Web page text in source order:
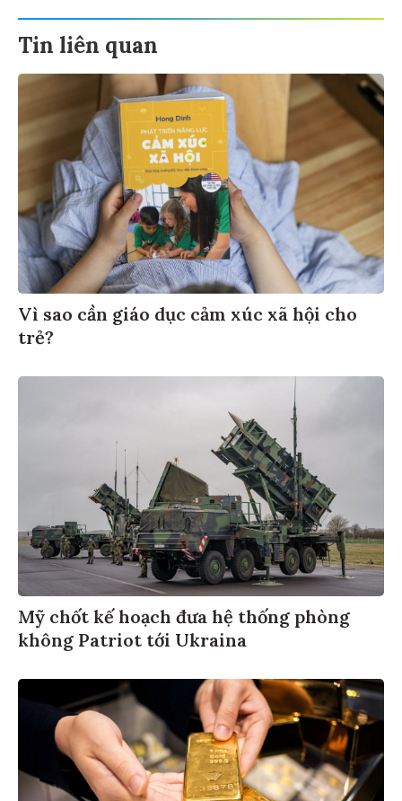
Tin liên quan
Vì sao cần giáo dục cảm xúc xã hội cho
trẻ?
Mỹ chốt kế hoạch đưa hệ thống phòng
không Patriot tới Ukraina